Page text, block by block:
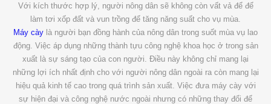
Với kích thước hợp lý, người nông dân sẽ không còn vất vả để để
làm tơi xốp đất và vun trồng để tăng năng suất cho vụ mùa.
Máy cày là người bạn đồng hành của nông dân trong suốt mùa vụ lao
động. Việc áp dụng những thành tựu công nghệ khoa học ở trong sản
xuất là sự sáng tạo của con người. Điều này không chỉ mang lại
những lợi ích nhất định cho với người nông dân ngoài ra còn mang lại
hiệu quả kinh tế cao trong quá trình sản xuất. Việc đưa máy cày với
sự hiện đại và công nghệ nước ngoài nhưng có những thay đổi để